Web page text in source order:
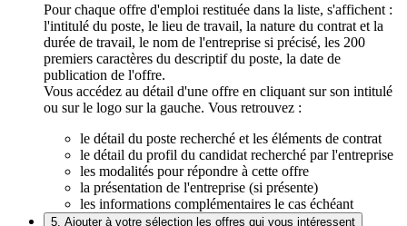
Pour chaque offre d'emploi restituée dans la liste, s'affichent :
l'intitulé du poste, le lieu de travail, la nature du contrat et la
durée de travail, le nom de l'entreprise si précisé, les 200
premiers caractères du descriptif du poste, la date de
publication de l'offre.
Vous accédez au détail d'une offre en cliquant sur son intitulé
ou sur le logo sur la gauche. Vous retrouvez :
le détail du poste recherché et les éléments de contrat
le détail du profil du candidat recherché par l'entreprise
les modalités pour répondre à cette offre
la présentation de l'entreprise (si présente)
les informations complémentaires le cas échéant
5. Ajouter à votre sélection les offres qui vous intéressent